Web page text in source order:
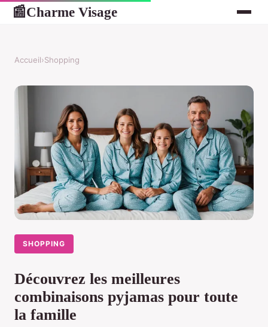
📰Charme Visage
Accueil›Shopping
SHOPPING
Découvrez les meilleures
combinaisons pyjamas pour toute
la famille